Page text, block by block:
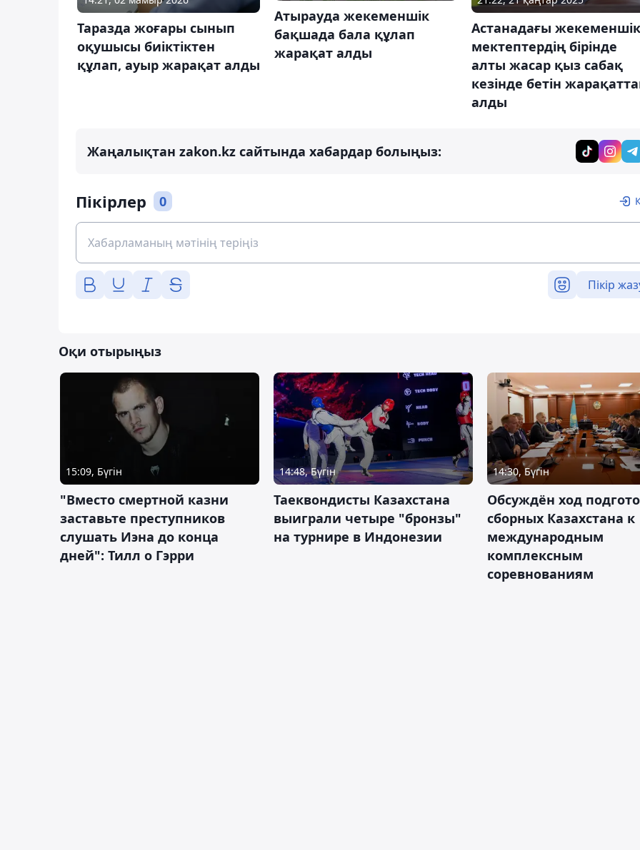
Таразда жоғары сынып
оқушысы биіктіктен
құлап, ауыр жарақат алды
Атырауда жекеменшік
бақшада бала құлап
жарақат алды
Астанадағы жекеменшік
мектептердің бірінде
алты жасар қыз сабақ
кезінде бетін
алды
Жаңалықтан zakon.kz сайтында хабардар болыңыз:
Пікірлер 0
Пікір
Оқи отырыңыз
15:09, Бүгін
"Вместо смертной казни
заставьте преступников
слушать Иэна до конца
дней": Тилл о Гэрри
14:48, Бүгін
Таеквондисты Казахстана
выиграли четыре "бронзы"
на турнире в Индонезии
14:30, Бүгін
Обсуждён ход
сборных Казахстана к
международным
комплексным
соревнованиям